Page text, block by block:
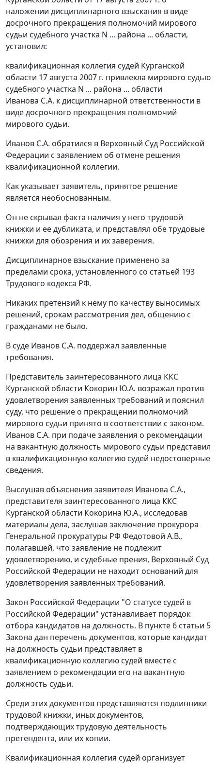
наложении дисциплинарного взыскания в виде
досрочного прекращения полномочий мирового
судьи судебного участка N ... района ... области,
установил:
квалификационная коллегия судей Курганской
области 17 августа 2007 г. привлекла мирового судью
судебного участка N ... района ... области
Иванова С.А. к дисциплинарной ответственности в
виде досрочного прекращения полномочий
мирового судьи.
Иванов С.А. обратился в Верховный Суд Российской
Федерации с заявлением об отмене решения
квалификационной коллегии.
Как указывает заявитель, принятое решение
является необоснованным.
Он не скрывал факта наличия у него трудовой
книжки и ее дубликата, и представлял обе трудовые
книжки для обозрения и их заверения.
Дисциплинарное взыскание применено за
пределами срока, установленного со статьей 193
Трудового кодекса РФ.
Никаких претензий к нему по качеству выносимых
решений, срокам рассмотрения дел, общению с
гражданами не было.
В суде Иванов С.А. поддержал заявленные
требования.
Представитель заинтересованного лица ККС
Курганской области Кокорин Ю.А. возражал против
удовлетворения заявленных требований и пояснил
суду, что решение о прекращении полномочий
мирового судьи принято в соответствии с законом.
Иванов С.А. при подаче заявления о рекомендации
на вакантную должность мирового судьи представил
в квалификационную коллегию судей недостоверные
сведения.
Выслушав объяснения заявителя Иванова С.А.,
представителя заинтересованного лица ККС
Курганской области Кокорина Ю.А., исследовав
материалы дела, заслушав заключение прокурора
Генеральной прокуратуры РФ Федотовой А.В.,
полагавшей, что заявление не подлежит
удовлетворению, и судебные прения, Верховный Суд
Российской Федерации не находит оснований для
удовлетворения заявленных требований.
Закон Российской Федерации "О статусе судей в
Российской Федерации" устанавливает порядок
отбора кандидатов на должность. В пункте 6 статьи 5
Закона дан перечень документов, которые кандидат
на должность судьи представляет в
квалификационную коллегию судей вместе с
заявлением о рекомендации его на вакантную
должность судьи.
Среди этих документов представляются подлинники
трудовой книжки, иных документов,
подтверждающих трудовую деятельность
претендента, или их копии.
Квалификационная коллегия судей организует